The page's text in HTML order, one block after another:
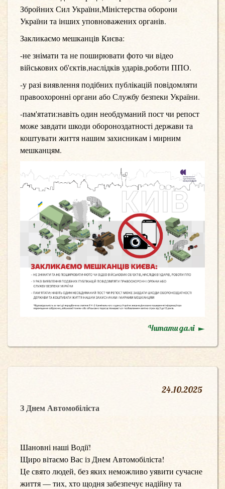
Збройних Сил України,Міністерства оборони
України та інших уповноважених органів.
Закликаємо мешканців Києва:
-не знімати та не поширювати фото чи відео
військових об'єктів,наслідків ударів,роботи ППО.
-у разі виявлення подібних публікацій повідомляти
правоохоронні органи або Службу безпеки України.
-пам'ятати:навіть один необдуманий пост чи репост
може завдати шкоди обороноздатності держави та
коштувати життя нашим захисникам і мирним
мешканцям.
Читати далі
24.10.2025
З Днем Автомобіліста
Шановні наші Водії!
Щиро вітаємо Вас із Днем Автомобіліста!
Це свято людей, без яких неможливо уявити сучасне
життя — тих, хто щодня забезпечує надійну та